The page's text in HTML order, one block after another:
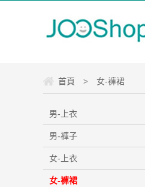
首頁 > 女-褲裙
男-上衣
男-褲子
女-上衣
女-褲裙